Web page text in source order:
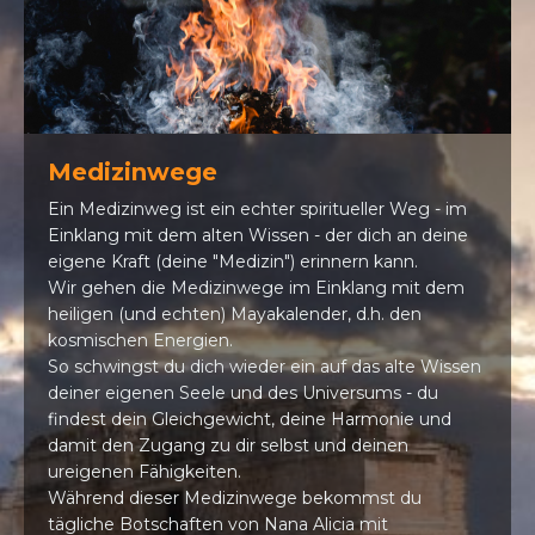
Medizinwege
Ein Medizinweg ist ein echter spiritueller Weg - im
Einklang mit dem alten Wissen - der dich an deine
eigene Kraft (deine "Medizin") erinnern kann.
Wir gehen die Medizinwege im Einklang mit dem
heiligen (und echten) Mayakalender, d.h. den
kosmischen Energien.
So schwingst du dich wieder ein auf das alte Wissen
deiner eigenen Seele und des Universums - du
findest dein Gleichgewicht, deine Harmonie und
damit den Zugang zu dir selbst und deinen
ureigenen Fähigkeiten.
Während dieser Medizinwege bekommst du
tägliche Botschaften von Nana Alicia mit